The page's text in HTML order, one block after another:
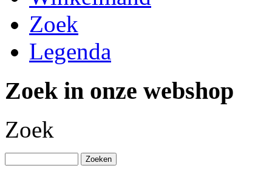
Zoek
Legenda
Zoek in onze webshop
Zoek